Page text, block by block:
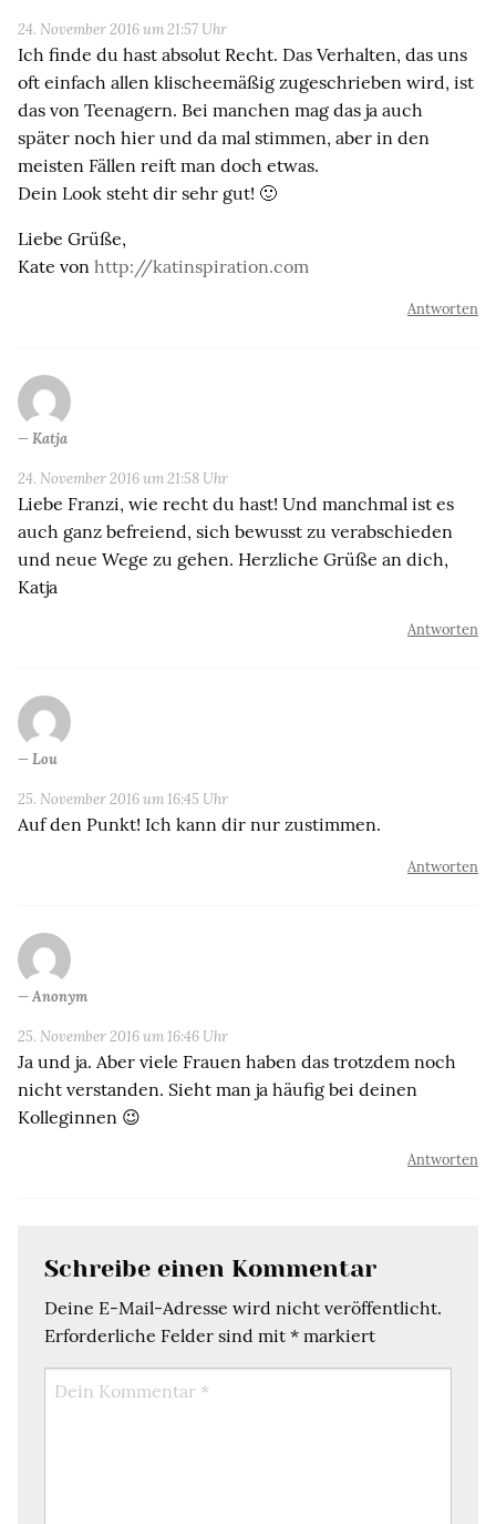
24. November 2016 um 21:57 Uhr
Ich finde du hast absolut Recht. Das Verhalten, das uns
oft einfach allen klischeemäßig zugeschrieben wird, ist
das von Teenagern. Bei manchen mag das ja auch
später noch hier und da mal stimmen, aber in den
meisten Fällen reift man doch etwas.
Dein Look steht dir sehr gut! 🙂
Liebe Grüße,
Kate von http://katinspiration.com
Antworten
Katja
24. November 2016 um 21:58 Uhr
Liebe Franzi, wie recht du hast! Und manchmal ist es
auch ganz befreiend, sich bewusst zu verabschieden
und neue Wege zu gehen. Herzliche Grüße an dich,
Katja
Antworten
Lou
25. November 2016 um 16:45 Uhr
Auf den Punkt! Ich kann dir nur zustimmen.
Antworten
Anonym
25. November 2016 um 16:46 Uhr
Ja und ja. Aber viele Frauen haben das trotzdem noch
nicht verstanden. Sieht man ja häufig bei deinen
Kolleginnen 😉
Antworten
Schreibe einen Kommentar
Deine E-Mail-Adresse wird nicht veröffentlicht.
Erforderliche Felder sind mit * markiert